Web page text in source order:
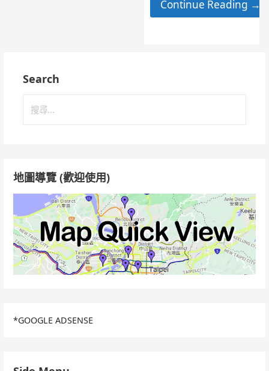
Continue Reading →
Search
地圖導覽 (歡迎使用)
*GOOGLE ADSENSE